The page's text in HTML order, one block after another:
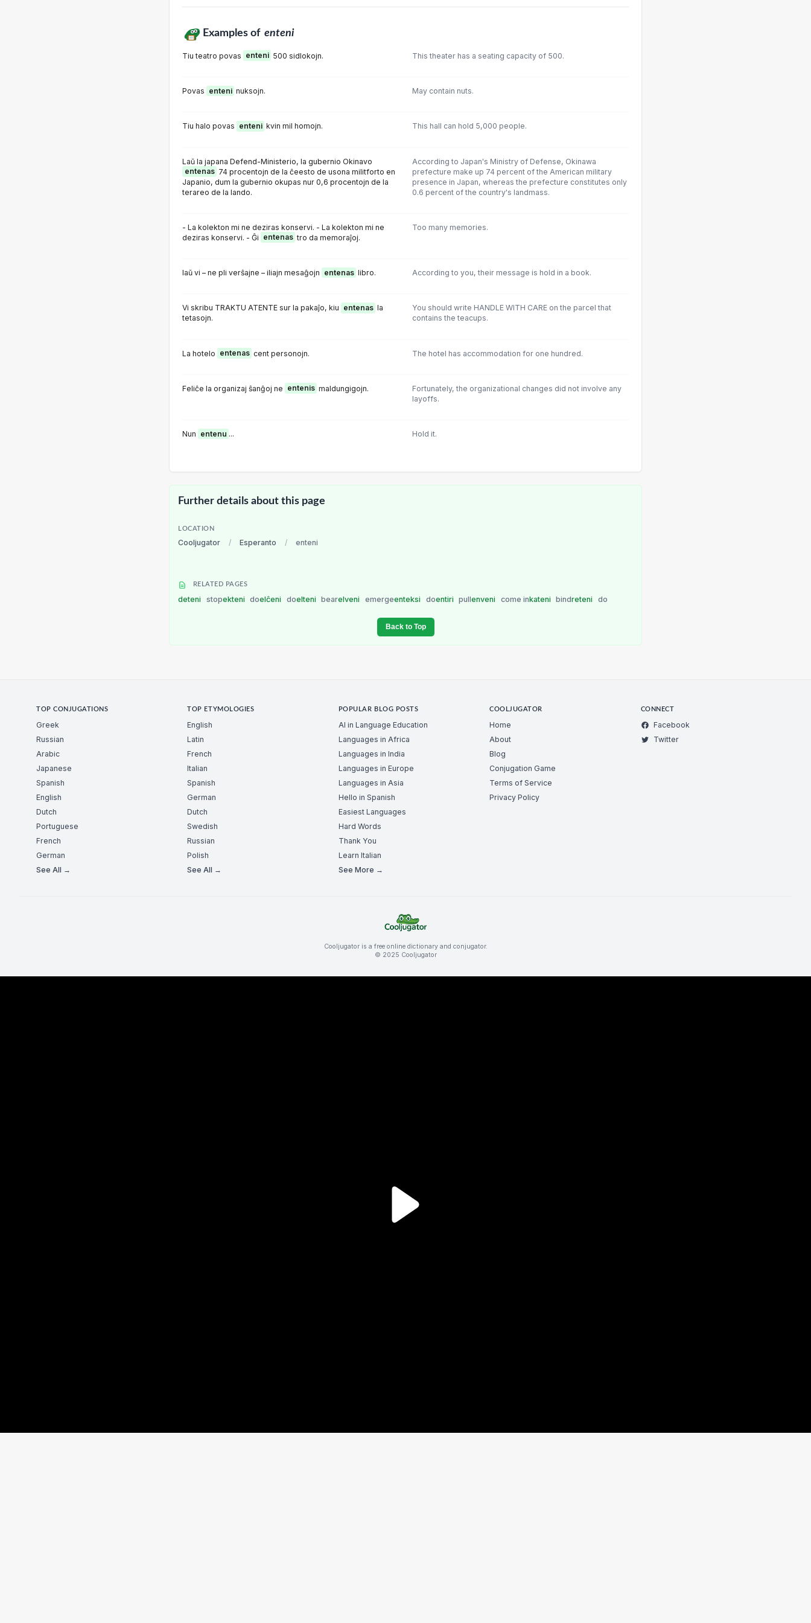
Examples of enteni
Tiu teatro povas enteni 500 sidlokojn. This theater has a seating capacity of 500.
Povas enteni nuksojn. May contain nuts.
Tiu halo povas enteni kvin mil homojn. This hall can hold 5,000 people.
Laŭ la japana Defend-Ministerio, la gubernio Okinavo
entenas 74 procentojn de la ĉeesto de usona militforto en
Japanio, dum la gubernio okupas nur 0,6 procentojn de la
terareo de la lando.
According to Japan's Ministry of Defense, Okinawa
prefecture make up 74 percent of the American military
presence in Japan, whereas the prefecture constitutes only
0.6 percent of the country's landmass.
- La kolekton mi ne deziras konservi. - La kolekton mi ne
deziras konservi. - Ĝi entenas tro da memoraĵoj.
Too many memories.
laŭ vi – ne pli verŝajne – iliajn mesaĝojn entenas libro. According to you, their message is hold in a book.
Vi skribu TRAKTU ATENTE sur la pakaĵo, kiu entenas la
tetasojn.
You should write HANDLE WITH CARE on the parcel that
contains the teacups.
La hotelo entenas cent personojn. The hotel has accommodation for one hundred.
Feliĉe la organizaj ŝanĝoj ne entenis maldungigojn.
Fortunately, the organizational changes did not involve any
layoffs.
Nun entenu ... Hold it.
Further details about this page
LOCATION
Cooljugator / Esperanto / enteni
RELATED PAGES
deteni stopekteni doelĉeni doelteni bearelveni emergeenteksi doentiri pullenveni come inkateni bindreteni do
Back to Top
TOP CONJUGATIONS
Greek
Russian
Arabic
Japanese
Spanish
English
Dutch
Portuguese
French
German
See All →
TOP ETYMOLOGIES
English
Latin
French
Italian
Spanish
German
Dutch
Swedish
Russian
Polish
See All →
POPULAR BLOG POSTS
AI in Language Education
Languages in Africa
Languages in India
Languages in Europe
Languages in Asia
Hello in Spanish
Easiest Languages
Hard Words
Thank You
Learn Italian
See More →
COOLJUGATOR
Home
About
Blog
Conjugation Game
Terms of Service
Privacy Policy
CONNECT
Facebook
Twitter
Cooljugator is a free online dictionary and conjugator.
© 2025 Cooljugator